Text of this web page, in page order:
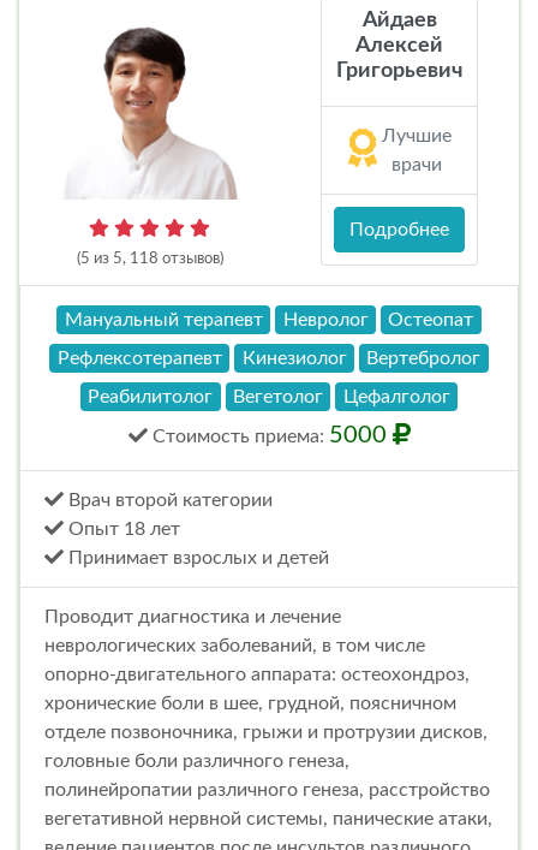
(5 из 5, 118 отзывов)
Айдаев
Алексей
Григорьевич
Лучшие
врачи
Подробнее
Мануальный терапевт Невролог
Остеопат
Рефлексотерапевт
Кинезиолог
Вертебролог
Реабилитолог
Вегетолог Цефалголог
Стоимость приема: 5000
Врач второй категории
Опыт 18 лет
Принимает взрослых и детей
Проводит диагностика и лечение
неврологических заболеваний, в том числе
опорно-двигательного аппарата: остеохондроз,
хронические боли в шее, грудной, поясничном
отделе позвоночника, грыжи и протрузии дисков,
головные боли различного генеза,
полинейропатии различного генеза, расстройство
вегетативной нервной системы, панические атаки,